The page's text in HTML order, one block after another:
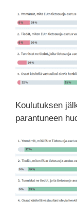
Koulutuksen
parantuneen